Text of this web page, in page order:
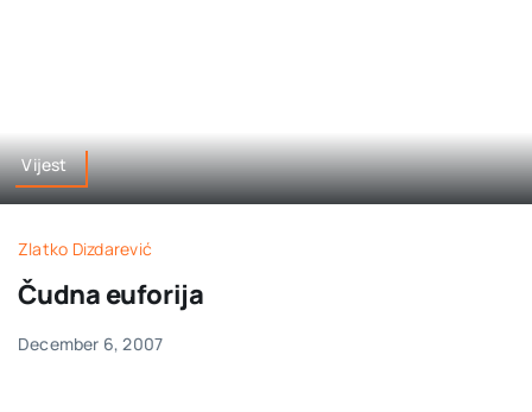
Vijest
Zlatko Dizdarević
Čudna euforija
December 6, 2007